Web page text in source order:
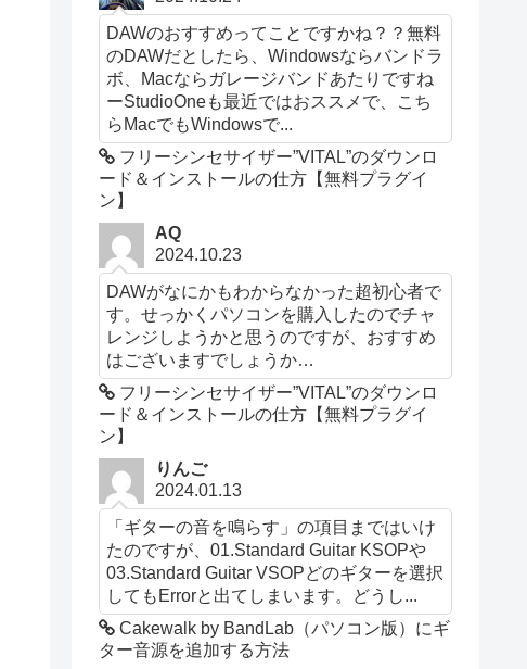
DAWのおすすめってことですかね？？無料
のDAWだとしたら、Windowsならバンドラ
ボ、Macならガレージバンドあたりですね
ーStudioOneも最近ではおススメで、こち
らMacでもWindowsで...
フリーシンセサイザー”VITAL”のダウンロ
ード＆インストールの仕方【無料プラグイ
ン】
AQ
2024.10.23
DAWがなにかもわからなかった超初心者で
す。せっかくパソコンを購入したのでチャ
レンジしようかと思うのですが、おすすめ
はございますでしょうか…
フリーシンセサイザー”VITAL”のダウンロ
ード＆インストールの仕方【無料プラグイ
ン】
りんご
2024.01.13
「ギターの音を鳴らす」の項目まではいけ
たのですが、01.Standard Guitar KSOPや
03.Standard Guitar VSOPどのギターを選択
してもErrorと出てしまいます。どうし...
Cakewalk by BandLab（パソコン版）にギ
ター音源を追加する方法